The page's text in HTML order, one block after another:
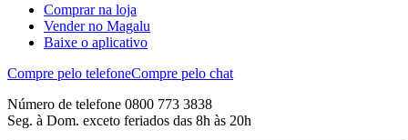
Comprar na loja
Vender no Magalu
Baixe o aplicativo
Compre pelo telefoneCompre pelo chat
Número de telefone 0800 773 3838
Seg. à Dom. exceto feriados das 8h às 20h